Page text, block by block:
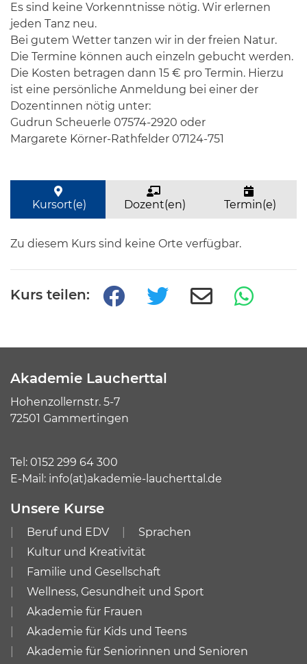
Es sind keine Vorkenntnisse nötig. Wir erlernen
jeden Tanz neu.
Bei gutem Wetter tanzen wir in der freien Natur.
Die Termine können auch einzeln gebucht werden.
Die Kosten betragen dann 15 € pro Termin. Hierzu
ist eine persönliche Anmeldung bei einer der
Dozentinnen nötig unter:
Gudrun Scheuerle 07574-2920 oder
Margarete Körner-Rathfelder 07124-751
Kursort(e) Dozent(en) Termin(e)
Zu diesem Kurs sind keine Orte verfügbar.
Kurs teilen:
Akademie Laucherttal
Hohenzollernstr. 5-7
72501 Gammertingen
Tel: 0152 299 64 300
E-Mail: info(at)akademie-laucherttal.de
Unsere Kurse
Beruf und EDV
Sprachen
Kultur und Kreativität
Familie und Gesellschaft
Wellness, Gesundheit und Sport
Akademie für Frauen
Akademie für Kids und Teens
Akademie für Seniorinnen und Senioren